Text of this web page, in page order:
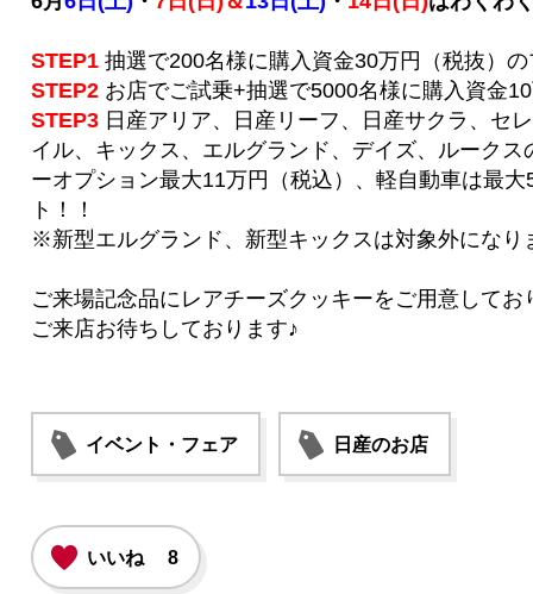
STEP1 抽選で200名様に購入資金30万円（税抜）
STEP2 お店でご試乗+抽選で5000名様に購入資金
STEP3 日産アリア、日産リーフ、日産サクラ、セ
イル、キックス、エルグランド、デイズ、ルーク
ーオプション最大11万円（税込）、軽自動車は最
ト！！
※新型エルグランド、新型キックスは対象外になり
ご来場記念品にレアチーズクッキーをご用意してお
ご来店お待ちしております♪
イベント・フェア 日産のお店
いいね 8